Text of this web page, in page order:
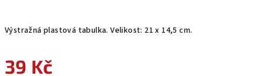
Výstražná plastová tabulka. Velikost: 21 x 14,5 cm.
39 Kč